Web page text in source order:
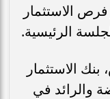
الاستثمار
الرئيسية.
الاستثمار
والرائد في